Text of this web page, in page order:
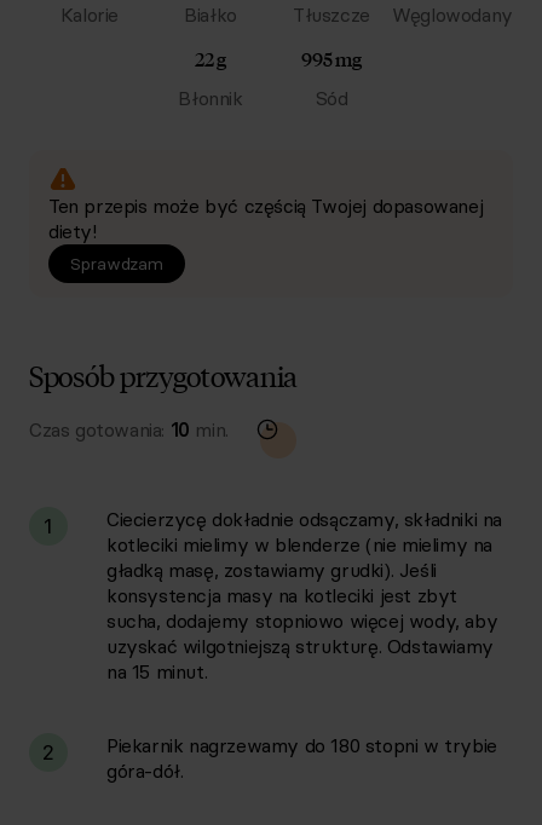
Kalorie Białko Tłuszcze Węglowodany
22 g
Błonnik
995 mg
Sód
Ten przepis może być częścią Twojej dopasowanej
diety!
Sprawdzam
Sposób przygotowania
Czas gotowania: 10 min.
1
Ciecierzycę dokładnie odsączamy, składniki na
kotleciki mielimy w blenderze (nie mielimy na
gładką masę, zostawiamy grudki). Jeśli
konsystencja masy na kotleciki jest zbyt
sucha, dodajemy stopniowo więcej wody, aby
uzyskać wilgotniejszą strukturę. Odstawiamy
na 15 minut.
2
Piekarnik nagrzewamy do 180 stopni w trybie
góra-dół.